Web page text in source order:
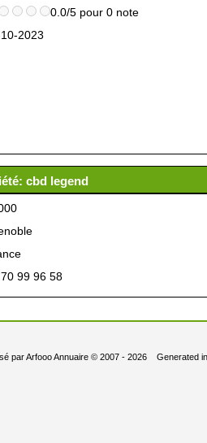
0.0/5 pour 0 note
2023
cbd legend
99 96 58
parArfooo Annuaire© 2007 - 2026 Generated